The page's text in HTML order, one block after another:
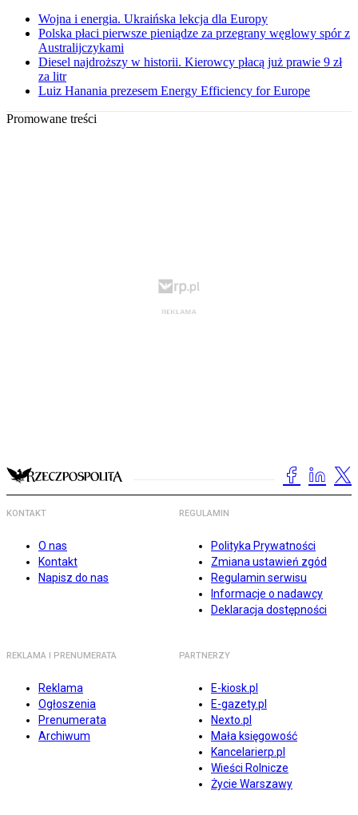
Wojna i energia. Ukraińska lekcja dla Europy
Polska płaci pierwsze pieniądze za przegrany węglowy spór z
Australijczykami
Diesel najdroższy w historii. Kierowcy płacą już prawie 9 zł
za litr
Luiz Hanania prezesem Energy Efficiency for Europe
Promowane treści
KONTAKT
O nas
Kontakt
Napisz do nas
REGULAMIN
Polityka Prywatności
Zmiana ustawień zgód
Regulamin serwisu
Informacje o nadawcy
Deklaracja dostępności
REKLAMA I PRENUMERATA
Reklama
Ogłoszenia
Prenumerata
Archiwum
PARTNERZY
E-kiosk.pl
E-gazety.pl
Nexto.pl
Mała księgowość
Kancelarierp.pl
Wieści Rolnicze
Życie Warszawy